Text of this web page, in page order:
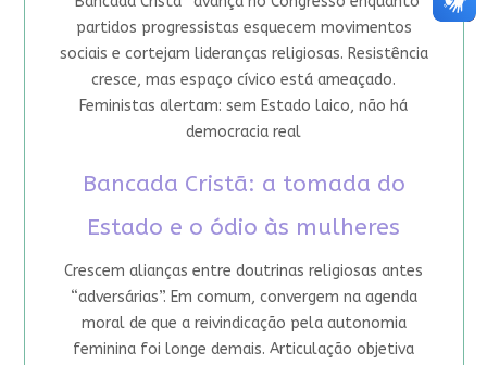
partidos progressistas esquecem movimentos
sociais e cortejam lideranças religiosas. Resistência
cresce, mas espaço cívico está ameaçado.
Feministas alertam: sem Estado laico, não há
democracia real
Bancada Cristã: a tomada do
Estado e o ódio às mulheres
Crescem alianças entre doutrinas religiosas antes
“adversárias”. Em comum, convergem na agenda
moral de que a reivindicação pela autonomia
feminina foi longe demais. Articulação objetiva